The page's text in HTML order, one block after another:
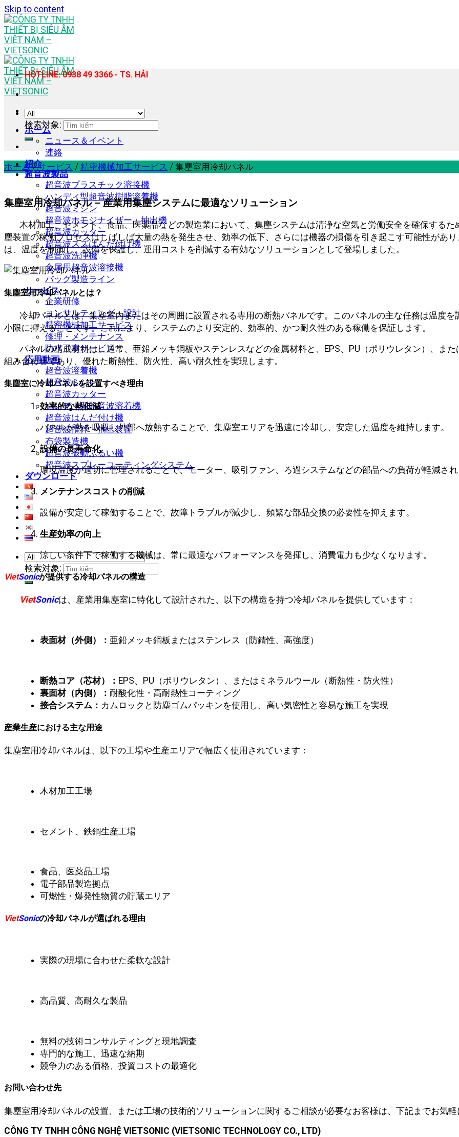
Skip to content
ホーム
ニュース＆イベント
連絡
紹介
超音波製品
超音波プラスチック溶接機
ハンディ型超音波樹脂溶着機
超音波ミシン
超音波ホモジナイザー・抽出機
超音波カッター
超音波スズはんだ付け機
超音波洗浄機
金属用超音波溶接機
バッグ製造ライン
サービス
企業研修
コンサルティング・設計
精密機械加工サービス
修理・メンテナンス
防水工事サービス
応用動画
超音波溶着機
超音波ミシン
超音波カッター
ハンディ型超音波溶着機
超音波はんだ付け機
超音波攪拌・抽出装置
布袋製造機
超音波振動ふるい機
超音波スプレーコーティングシステム
ダウンロード
検索対象:
HOTLINE: 0938 49 3366 - TS. HẢI
検索対象:
ホーム / サービス / 精密機械加工サービス / 集塵室用冷却パネル
集塵室用冷却パネル – 産業用集塵システムに最適なソリューション
木材加工、セメント、食品、医薬品などの製造業において、集塵システムは清浄な空気と労働安全を確保する
塵装置の稼働プロセスはしばしば大量の熱を発生させ、効率の低下、さらには機器の損傷を引き起こす可能性があ
は、温度を制御し、設備を保護し、運用コストを削減する有効なソリューションとして登場しました。
集塵室用冷却パネルとは？
冷却パネルとは、集塵室内またはその周囲に設置される専用の断熱パネルです。このパネルの主な任務は温度
小限に抑えることです。これにより、システムのより安定的、効率的、かつ耐久性のある稼働を保証します。
パネルの構成材料は、通常、亜鉛メッキ鋼板やステンレスなどの金属材料と、EPS、PU（ポリウレタン）、ま
組み合わせであり、優れた断熱性、防火性、高い耐久性を実現します。
集塵室に冷却パネルを設置すべき理由
効率的な熱低減
パネルが熱を吸収し外部へ放熱することで、集塵室エリアを迅速に冷却し、安定した温度を維持します。
設備の長寿命化
環境温度が適切に管理されることで、モーター、吸引ファン、ろ過システムなどの部品への負荷が軽減され
メンテナンスコストの削減
設備が安定して稼働することで、故障トラブルが減少し、頻繁な部品交換の必要性を抑えます。
生産効率の向上
涼しい条件下で稼働する機械は、常に最適なパフォーマンスを発揮し、消費電力も少なくなります。
VietSonicが提供する冷却パネルの構造
VietSonicは、産業用集塵室に特化して設計された、以下の構造を持つ冷却パネルを提供しています：
表面材（外側）： 亜鉛メッキ鋼板またはステンレス（防錆性、高強度）
断熱コア（芯材）： EPS、PU（ポリウレタン）、またはミネラルウール（断熱性・防火性）
裏面材（内側）： 耐酸化性・高耐熱性コーティング
接合システム： カムロックと防塵ゴムパッキンを使用し、高い気密性と容易な施工を実現
産業生産における主な用途
集塵室用冷却パネルは、以下の工場や生産エリアで幅広く使用されています：
木材加工工場
セメント、鉄鋼生産工場
食品、医薬品工場
電子部品製造拠点
可燃性・爆発性物質の貯蔵エリア
VietSonicの冷却パネルが選ばれる理由
実際の現場に合わせた柔軟な設計
高品質、高耐久な製品
無料の技術コンサルティングと現地調査
専門的な施工、迅速な納期
競争力のある価格、投資コストの最適化
お問い合わせ先
集塵室用冷却パネルの設置、または工場の技術的ソリューションに関するご相談が必要なお客様は、下記までお気軽
CÔNG TY TNHH CÔNG NGHỆ VIETSONIC (VIETSONIC TECHNOLOGY CO., LTD)